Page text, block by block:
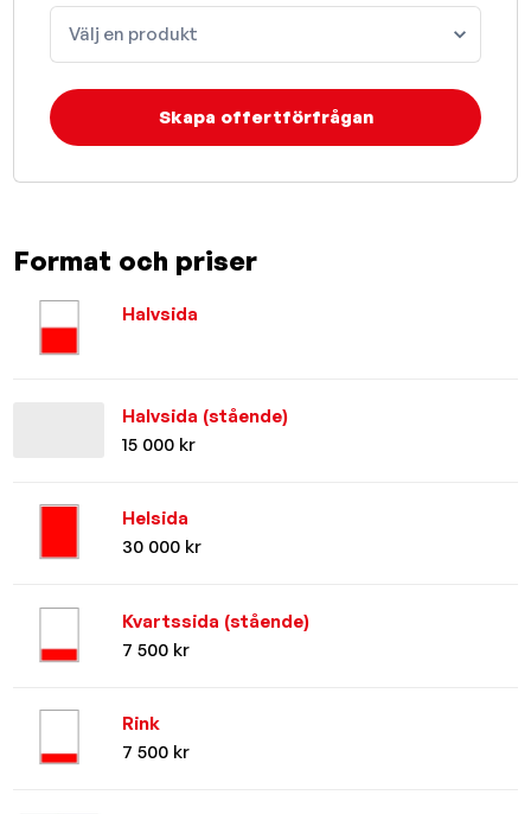
Format och priser
Halvsida
Halvsida (stående)
15 000 kr
Helsida
30 000 kr
Kvartssida (stående)
7 500 kr
Rink
7 500 kr
Välj en produkt
Skapa offertförfrågan